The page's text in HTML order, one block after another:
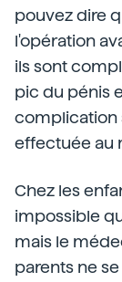
pouvez dire
l'opération
ils sont
pic du pénis
complication
effectuée au
Chez les
impossible
mais le
parents ne